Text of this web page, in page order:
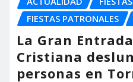
FIESTAS PATRONALES
La Gran
Cristiana
personas en